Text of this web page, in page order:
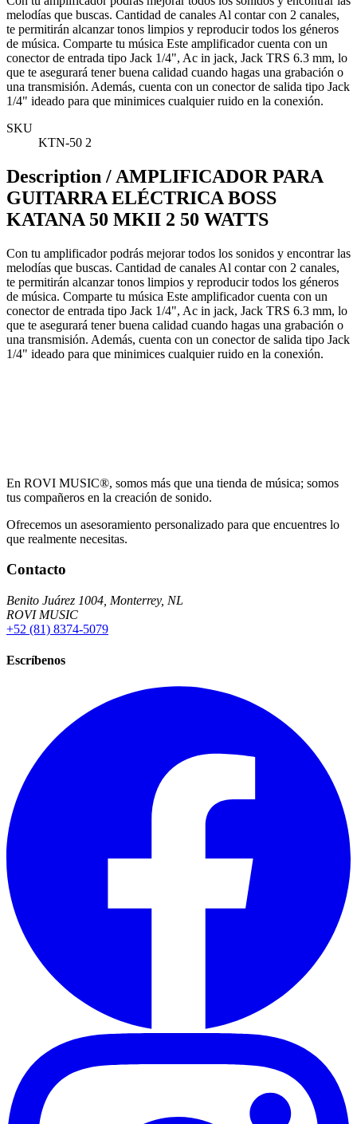
melodías que buscas. Cantidad de canales Al contar con 2 canales,
te permitirán alcanzar tonos limpios y reproducir todos los géneros
de música. Comparte tu música Este amplificador cuenta con un
conector de entrada tipo Jack 1/4", Ac in jack, Jack TRS 6.3 mm, lo
que te asegurará tener buena calidad cuando hagas una grabación o
una transmisión. Además, cuenta con un conector de salida tipo Jack
1/4" ideado para que minimices cualquier ruido en la conexión.
SKU
KTN-50 2
Description / AMPLIFICADOR PARA
GUITARRA ELÉCTRICA BOSS
KATANA 50 MKII 2 50 WATTS
Con tu amplificador podrás mejorar todos los sonidos y encontrar las
melodías que buscas. Cantidad de canales Al contar con 2 canales,
te permitirán alcanzar tonos limpios y reproducir todos los géneros
de música. Comparte tu música Este amplificador cuenta con un
conector de entrada tipo Jack 1/4", Ac in jack, Jack TRS 6.3 mm, lo
que te asegurará tener buena calidad cuando hagas una grabación o
una transmisión. Además, cuenta con un conector de salida tipo Jack
1/4" ideado para que minimices cualquier ruido en la conexión.
En ROVI MUSIC®, somos más que una tienda de música; somos
tus compañeros en la creación de sonido.
Ofrecemos un asesoramiento personalizado para que encuentres lo
que realmente necesitas.
Contacto
Benito Juárez 1004, Monterrey, NL
ROVI MUSIC
+52 (81) 8374-5079
Escríbenos